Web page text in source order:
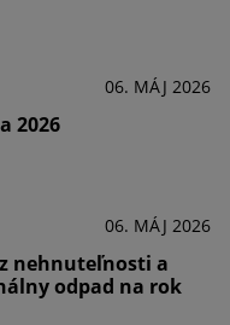
06. MÁJ 2026
2026
06. MÁJ 2026
nehnuteľnosti a
odpad na rok